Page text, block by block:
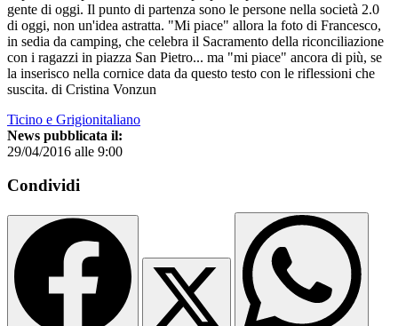
gente di oggi. Il punto di partenza sono le persone nella società 2.0
di oggi, non un'idea astratta. "Mi piace" allora la foto di Francesco,
in sedia da camping, che celebra il Sacramento della riconciliazione
con i ragazzi in piazza San Pietro... ma "mi piace" ancora di più, se
la inserisco nella cornice data da questo testo con le riflessioni che
suscita. di Cristina Vonzun
Ticino e Grigionitaliano
News pubblicata il:
29/04/2016 alle 9:00
Condividi